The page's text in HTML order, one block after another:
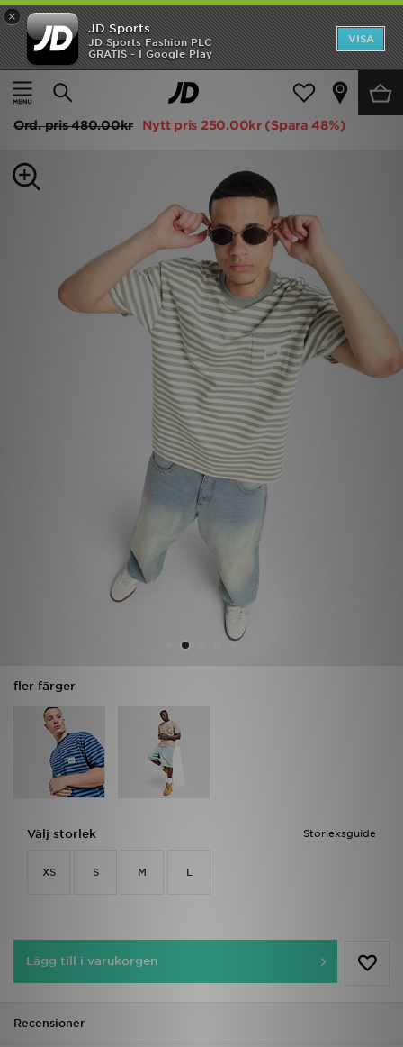
×
JD Sports
JD Sports Fashion PLC
GRATIS - I Google Play
VISA
Hem
Herr Herrkläder T-Shirts och Linnen
Unlike Humans Wells Stripe Pocket T-Shirt
Ord. pris480.00kr Nytt pris 250.00kr (Spara 48%)
fler färger
Storleksguide
Välj storlek
XS S M L
Lägg till i varukorgen
Recensioner
Hem
REA
Dam
Varumärken